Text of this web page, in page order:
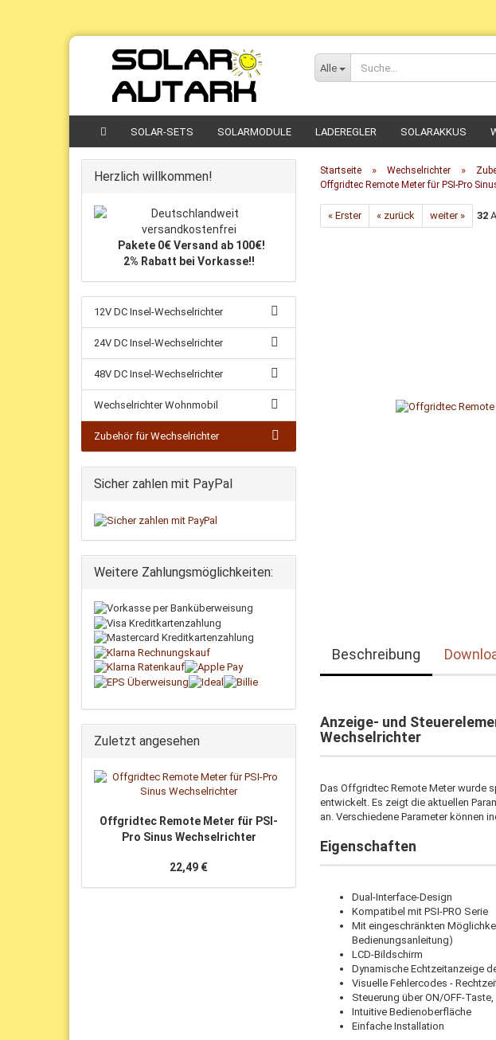
Alle
SOLAR-SETS SOLARMODULE LADEREGLER SOLARAKKUS
Startseite » Wechselrichter »
Offgridtec Remote Meter für PSI-Pro
« Erster « zurück weiter » 32
Beschreibung
Anzeige- und
Wechselrichter
Das Offgridtec Remote Meter wurde
entwickelt. Es zeigt die aktuellen
an. Verschiedene Parameter können
Eigenschaften
Dual-Interface-Design
Kompatibel mit PSI-PRO Serie
Mit eingeschränkten
Bedienungsanleitung)
LCD-Bildschirm
Dynamische Echtzeitanzeige
Visuelle Fehlercodes -
Steuerung über ON/OFF-
Intuitive Bedienoberfläche
Einfache Installation
Herzlich willkommen!
Pakete 0€ Versand ab 100€!
2% Rabatt bei Vorkasse!!
12V DC Insel-Wechselrichter
24V DC Insel-Wechselrichter
48V DC Insel-Wechselrichter
Wechselrichter Wohnmobil
Zubehör für Wechselrichter
Sicher zahlen mit PayPal
Weitere Zahlungsmöglichkeiten:
Zuletzt angesehen
Offgridtec Remote Meter für PSI-
Pro Sinus Wechselrichter
22,49 €